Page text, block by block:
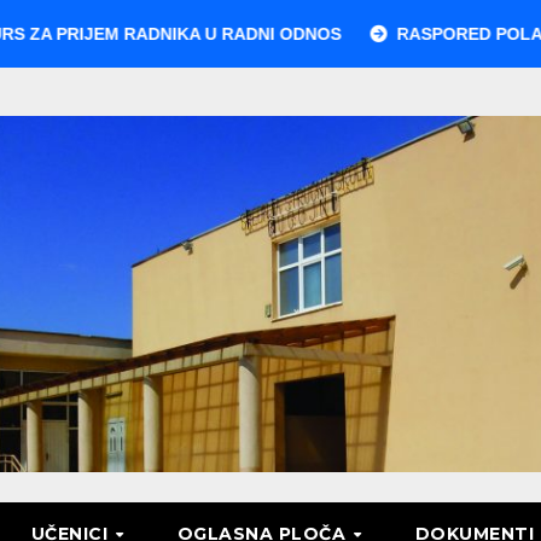
U RADNI ODNOS RASPORED POLAGANJA
UČENICI OGLASNA PLOČA DOKUMENTI